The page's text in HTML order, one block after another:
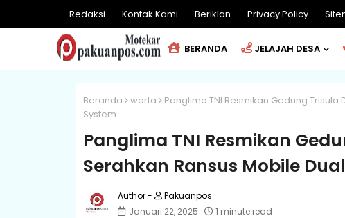
Redaksi Kontak Kami Beriklan Privacy Policy
BERANDA JELAJAH DESA
Beranda warta
Panglima TNI Resmikan Gedung
System
Panglima TNI Resmikan
Serahkan Ransus Mobile
Pakuanpos
Januari 22, 2025
1 minute read